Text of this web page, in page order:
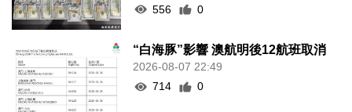
556
0
“白海豚”影響 澳航明後12航班取消
2026-08-07 22:49
714
0